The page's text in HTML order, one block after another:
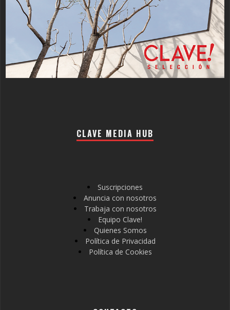
CLAVE MEDIA HUB
Suscripciones
Anuncia con nosotros
Trabaja con nosotros
Equipo Clave!
Quienes Somos
Política de Privacidad
Política de Cookies